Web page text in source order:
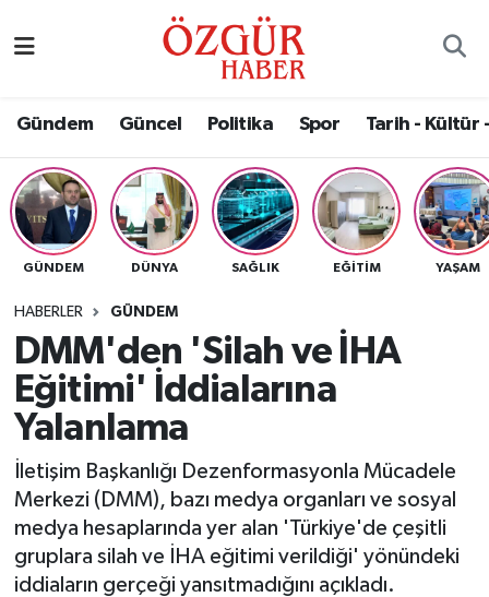
Gündem Güncel Politika Spor Tarih - Kültür
GÜNDEM DÜNYA SAĞLIK EĞITIM YAŞAM
HABERLER GÜNDEM
DMM'den 'Silah ve İHA
Eğitimi' İddialarına
Yalanlama
İletişim Başkanlığı Dezenformasyonla Mücadele
Merkezi (DMM), bazı medya organları ve sosyal
medya hesaplarında yer alan 'Türkiye'de çeşitli
gruplara silah ve İHA eğitimi verildiği' yönündeki
iddiaların gerçeği yansıtmadığını açıkladı.
Eğitim
Ekonomi
Güncel
Gündem
Magazin
Politika
Sağlık
Spor
Nöbetçi Eczaneler
Namaz Vakitleri
Trafik Durumu
Süper Lig Puan Durumu ve Fikstür
Tüm Manşetler
Son Dakika Haberleri
Haber Arşivi